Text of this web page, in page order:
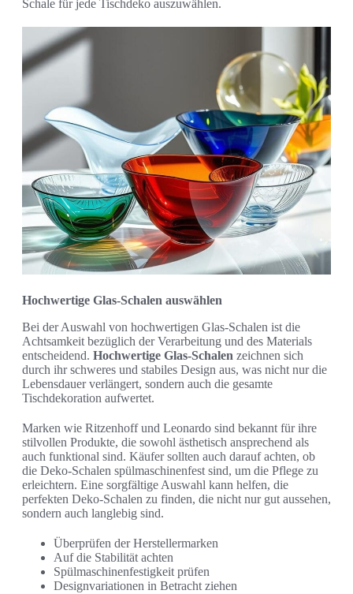
Schale für jede Tischdeko auszuwählen.
Hochwertige Glas-Schalen auswählen
Bei der Auswahl von hochwertigen Glas-Schalen ist die
Achtsamkeit bezüglich der Verarbeitung und des Materials
entscheidend. Hochwertige Glas-Schalen zeichnen sich
durch ihr schweres und stabiles Design aus, was nicht nur die
Lebensdauer verlängert, sondern auch die gesamte
Tischdekoration aufwertet.
Marken wie Ritzenhoff und Leonardo sind bekannt für ihre
stilvollen Produkte, die sowohl ästhetisch ansprechend als
auch funktional sind. Käufer sollten auch darauf achten, ob
die Deko-Schalen spülmaschinenfest sind, um die Pflege zu
erleichtern. Eine sorgfältige Auswahl kann helfen, die
perfekten Deko-Schalen zu finden, die nicht nur gut aussehen,
sondern auch langlebig sind.
Überprüfen der Herstellermarken
Auf die Stabilität achten
Spülmaschinenfestigkeit prüfen
Designvariationen in Betracht ziehen